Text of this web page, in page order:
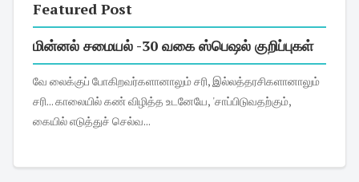
Featured Post
மின்னல் சமையல் -30 வகை ஸ்பெஷல் குறிப்புகள்
வே லைக்குப் போகிறவர்களானாலும் சரி, இல்லத்தரசிகளானாலும்
சரி... காலையில் கண் விழித்த உடனேயே, 'சாப்பிடுவதற்கும்,
கையில் எடுத்துச் செல்வ...